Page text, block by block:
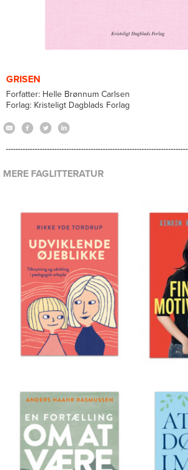
GRISEN
Forfatter: Helle Brønnum Carlsen
Forlag: Kristeligt Dagblads Forlag
MERE FAGLITTERATUR